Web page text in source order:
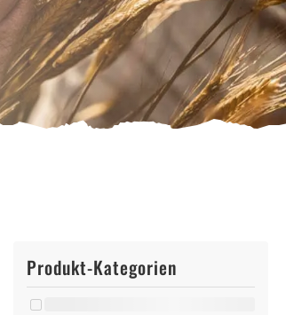
Produkt-Kategorien